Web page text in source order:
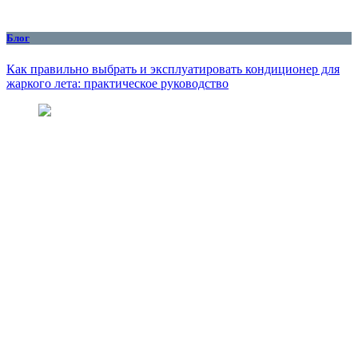
Блог
Как правильно выбрать и эксплуатировать кондиционер для
жаркого лета: практическое руководство